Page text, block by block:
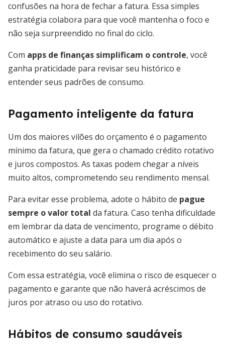
confusões na hora de fechar a fatura. Essa simples
estratégia colabora para que você mantenha o foco e
não seja surpreendido no final do ciclo.
Com apps de finanças simplificam o controle, você
ganha praticidade para revisar seu histórico e
entender seus padrões de consumo.
Pagamento inteligente da fatura
Um dos maiores vilões do orçamento é o pagamento
mínimo da fatura, que gera o chamado crédito rotativo
e juros compostos. As taxas podem chegar a níveis
muito altos, comprometendo seu rendimento mensal.
Para evitar esse problema, adote o hábito de pague
sempre o valor total da fatura. Caso tenha dificuldade
em lembrar da data de vencimento, programe o débito
automático e ajuste a data para um dia após o
recebimento do seu salário.
Com essa estratégia, você elimina o risco de esquecer o
pagamento e garante que não haverá acréscimos de
juros por atraso ou uso do rotativo.
Hábitos de consumo saudáveis